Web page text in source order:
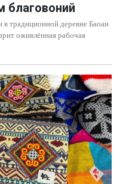
благовоний
традиционной деревне Баоан
оживлённая рабочая